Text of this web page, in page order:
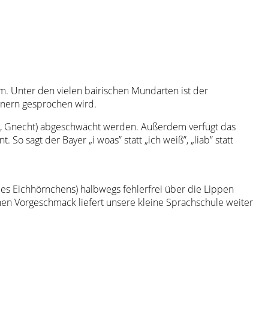
Unter den vielen bairischen Mundarten ist der
gesprochen wird.
Gnecht) abgeschwächt werden. Außerdem verfügt das
sagt der Bayer „i woas” statt „ich weiß”, „liab” statt
Eichhörnchens) halbwegs fehlerfrei über die Lippen
Vorgeschmack liefert unsere kleine Sprachschule weiter